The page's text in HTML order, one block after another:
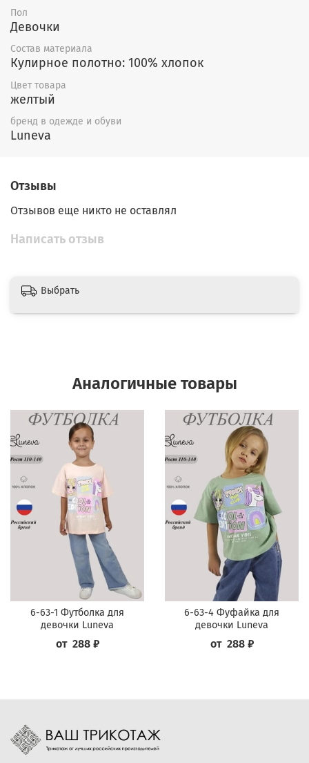
Пол
Девочки
Состав материала
Кулирное полотно: 100% хлопок
Цвет товара
желтый
бренд в одежде и обуви
Luneva
Отзывы
Отзывов еще никто не оставлял
Написать отзыв
Выбрать
Аналогичные товары
6-63-1 Футболка для
девочки Luneva
от 288 ₽
6-63-4 Фуфайка для
девочки Luneva
от 288 ₽